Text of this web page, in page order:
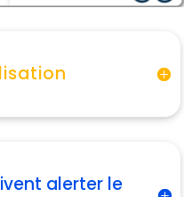
alerter le